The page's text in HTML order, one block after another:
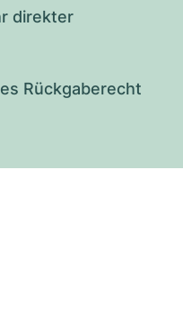
direkter
Rückgaberecht